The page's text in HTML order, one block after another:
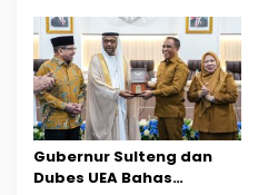
s
i
p
o
s
Gubernur Sulteng dan
Dubes UEA Bahas